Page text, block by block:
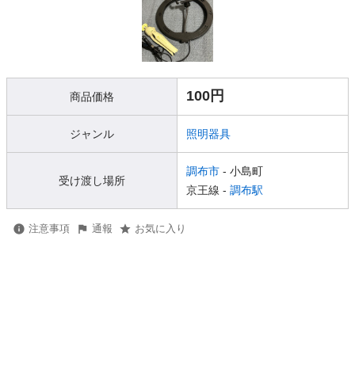
商品価格 100円
ジャンル 照明器具
受け渡し場所
調布市 - 小島町
京王線 - 調布駅
注意事項 通報 お気に入り